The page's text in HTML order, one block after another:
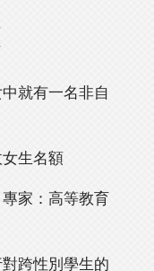
就有一名非自
生名額
家：高等教育
跨性別學生的